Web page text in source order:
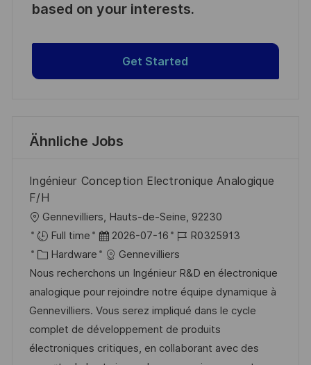
based on your interests.
Get Started
Ähnliche Jobs
Ingénieur Conception Electronique Analogique
F/H
O
r
t
Gennevilliers, Hauts-de-Seine, 92230
Full time
D
a
t
u
m
d
e
2026-07-16
J
o
b
-
I
D
R0325913
K
a
t
e
g
o
Hardware
Gennevilliers
Nous recherchons un Ingénieur R&D en électronique
analogique pour rejoindre notre équipe dynamique à
Gennevilliers. Vous serez impliqué dans le cycle
complet de développement de produits
électroniques critiques, en collaborant avec des